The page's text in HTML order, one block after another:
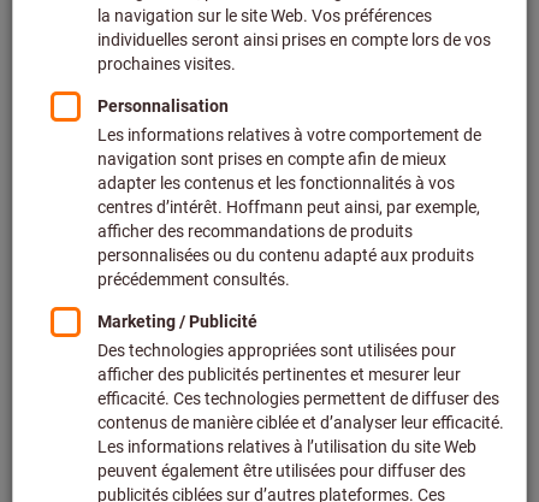
Ajouter au panier
Délai de livraison estimé : 1 à 2 semaines
Veuillez noter le délai de livraison et les conseils
limités:
chez le fabricant, car il ne fait pas partie de notre
assortiment principal et n’est donc pas en stock chez
nous.Infos
Ajouter à la liste de favoris Partager l’article